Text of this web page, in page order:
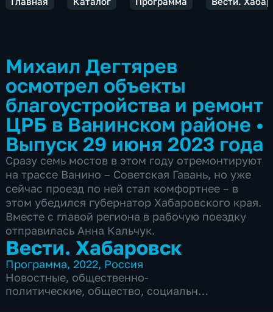
Михаил Дегтярев
осмотрел объекты
благоустройства и ремонт
ЦРБ в Ванинском районе •
Выпуск 29 июня 2023 года
Сразу семь мостов в этом году отремонтируют
на трассе Ванино – Советская Гавань, но уже
сейчас проезд по ней стал комфортнее – в
этом убедился губернатор Хабаровского края.
Вместе с главой региона в рабочую поездку
отправилась Анна Кальчук.
Вести. Хабаровск
Программа,2022, Россия
Новостные, общественно-
политические, общество, социально-